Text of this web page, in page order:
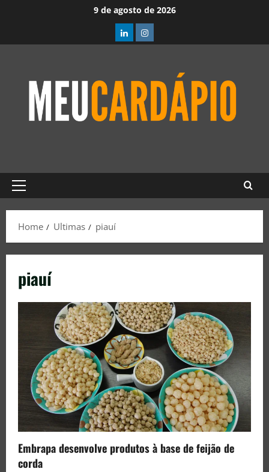
9 de agosto de 2026
Home Ultimas piauí
piauí
Embrapa desenvolve produtos à base de feijão de
corda